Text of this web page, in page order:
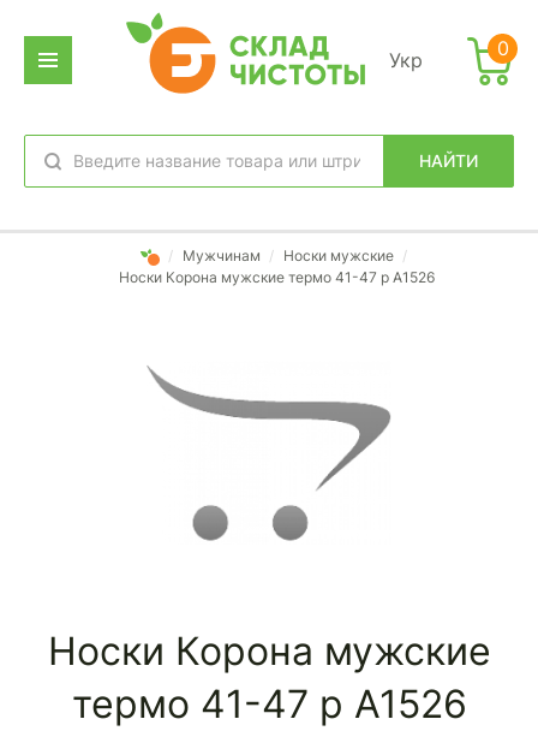
Укр
НАЙТИ
избранное вход
0
/ Мужчинам / Носки мужские /
Носки Корона мужские термо 41-47 р А1526
Носки Корона мужские
термо 41-47 р А1526